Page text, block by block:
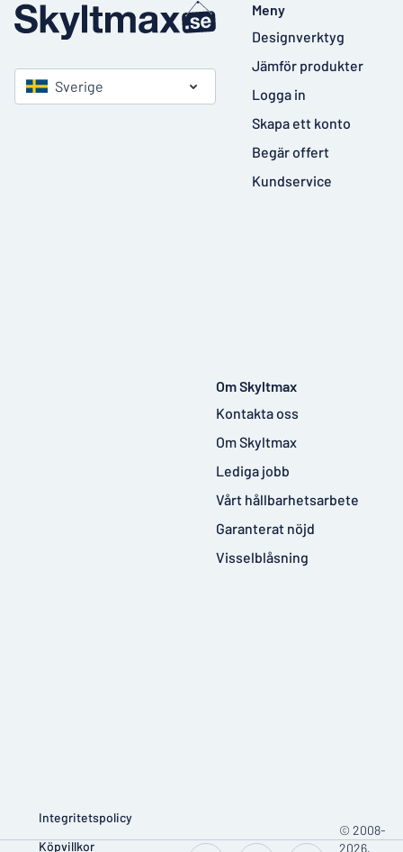
Sverige
Meny
Designverktyg
Jämför produkter
Logga in
Skapa ett konto
Begär offert
Kundservice
Om Skyltmax
Kontakta oss
Om Skyltmax
Lediga jobb
Vårt hållbarhetsarbete
Garanterat nöjd
Visselblåsning
Integritetspolicy
Köpvillkor
© 2008-
2026,